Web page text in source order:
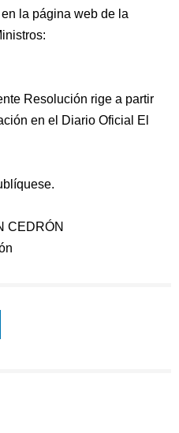
la página web de la
Resolución rige a partir
en el Diario Oficial El
CEDRÓN